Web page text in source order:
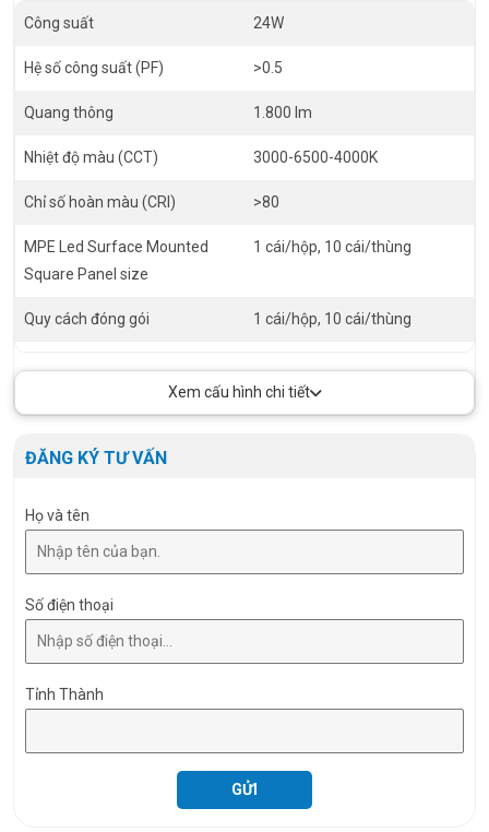
Công suất 24W
Hệ số công suất (PF) >0.5
Quang thông 1.800 lm
Nhiệt độ màu (CCT) 3000-6500-4000K
Chỉ số hoàn màu (CRI) >80
MPE Led Surface Mounted
Square Panel size
1 cái/hộp, 10 cái/thùng
Quy cách đóng gói 1 cái/hộp, 10 cái/thùng
Tuổi thọ
Xem cấu hình chi tiết
ĐĂNG KÝ TƯ VẤN
Họ và tên
Số điện thoại
Tỉnh Thành